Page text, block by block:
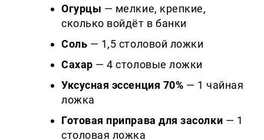
Огурцы — мелкие, крепкие,
сколько войдёт в банки
Соль — 1,5 столовой ложки
Сахар — 4 столовые ложки
Уксусная эссенция 70% — 1 чайная
ложка
Готовая приправа для засолки — 1
столовая ложка